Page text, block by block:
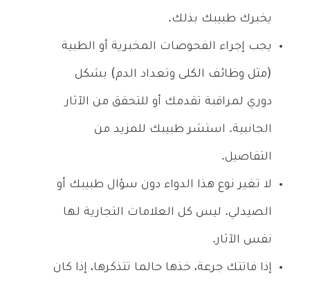
يخبرك طبيبك بذلك.
يجب إجراء الفحوصات المخبرية أو الطبية
(مثل وظائف الكلى وتعداد الدم) بشكل
دوري لمراقبة تقدمك أو للتحقق من الآثار
الجانبية. استشر طبيبك للمزيد من
التفاصيل.
لا تغير نوع هذا الدواء دون سؤال طبيبك أو
الصيدلي. ليس كل العلامات التجارية لها
نفس الآثار.
إذا فاتتك جرعة، خذها حالما تتذكرها، إذا كان